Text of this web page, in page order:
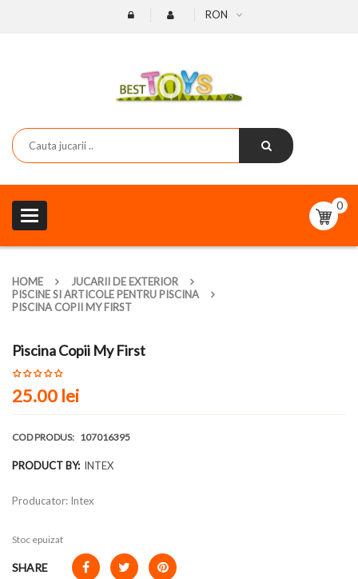
RON
Toggle
navigation
0
HOME
JUCARII DE EXTERIOR
PISCINE SI ARTICOLE PENTRU PISCINA
PISCINA COPII MY FIRST
Piscina Copii My First
25.00 lei
COD PRODUS: 107016395
PRODUCT BY: INTEX
Producator: Intex
Stoc epuizat
SHARE